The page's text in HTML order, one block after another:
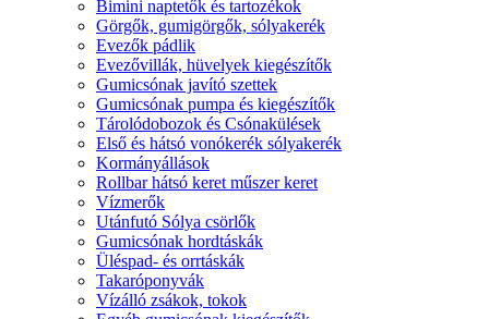
Bimini naptetők és tartozékok
Görgők, gumigörgők, sólyakerék
Evezők pádlik
Evezővillák, hüvelyek kiegészítők
Gumicsónak javító szettek
Gumicsónak pumpa és kiegészítők
Tárolódobozok és Csónakülések
Első és hátsó vonókerék sólyakerék
Kormányállások
Rollbar hátsó keret műszer keret
Vízmerők
Utánfutó Sólya csörlők
Gumicsónak hordtáskák
Üléspad- és orrtáskák
Takaróponyvák
Vízálló zsákok, tokok